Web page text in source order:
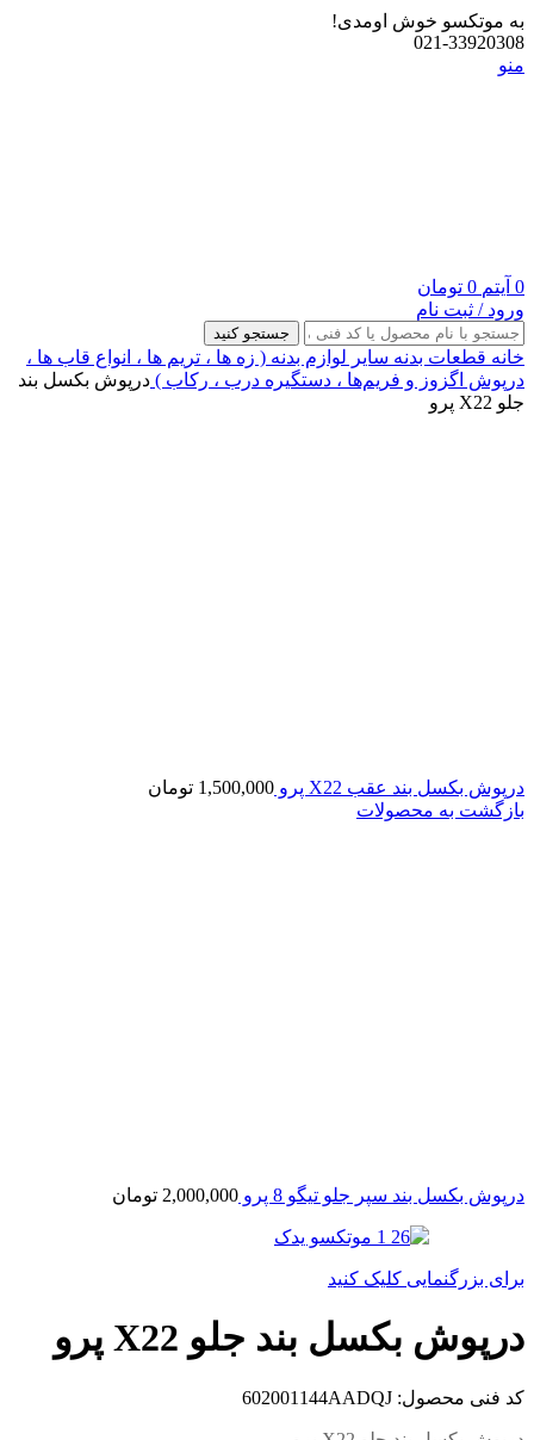
به موتکسو خوش اومدی!
021-33920308
منو
0 آیتم 0 تومان
ورود / ثبت نام
جستجو کنید
خانه قطعات بدنه سایر لوازم بدنه ( زه ها ، تریم ها ، انواع قاب ها ،
درپوش اگزوز و فریم‌ها ، دستگیره درب ، رکاب ) درپوش بکسل بند
جلو X22 پرو
درپوش بکسل بند عقب X22 پرو 1,500,000 تومان
بازگشت به محصولات
درپوش بکسل بند سپر جلو تیگو 8 پرو 2,000,000 تومان
برای بزرگنمایی کلیک کنید
درپوش بکسل بند جلو X22 پرو
کد فنی محصول: 602001144AADQJ